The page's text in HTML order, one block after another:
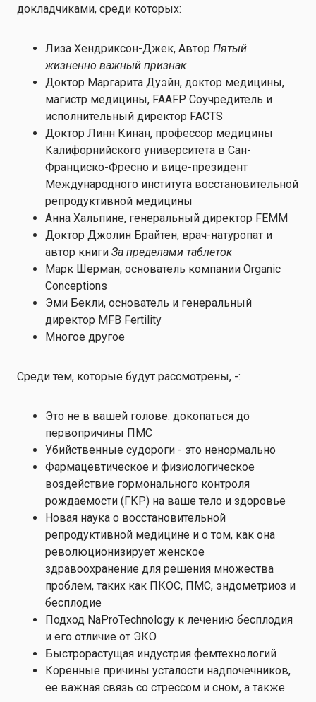
докладчиками, среди которых:
Лиза Хендриксон-Джек, Автор Пятый
жизненно важный признак
Доктор Маргарита Дуэйн, доктор медицины,
магистр медицины, FAAFP Соучредитель и
исполнительный директор FACTS
Доктор Линн Кинан, профессор медицины
Калифорнийского университета в Сан-
Франциско-Фресно и вице-президент
Международного института восстановительной
репродуктивной медицины
Анна Хальпине, генеральный директор FEMM
Доктор Джолин Брайтен, врач-натуропат и
автор книги За пределами таблеток
Марк Шерман, основатель компании Organic
Conceptions
Эми Бекли, основатель и генеральный
директор MFB Fertility
Многое другое
Среди тем, которые будут рассмотрены, -:
Это не в вашей голове: докопаться до
первопричины ПМС
Убийственные судороги - это ненормально
Фармацевтическое и физиологическое
воздействие гормонального контроля
рождаемости (ГКР) на ваше тело и здоровье
Новая наука о восстановительной
репродуктивной медицине и о том, как она
революционизирует женское
здравоохранение для решения множества
проблем, таких как ПКОС, ПМС, эндометриоз и
бесплодие
Подход NaProTechnology к лечению бесплодия
и его отличие от ЭКО
Быстрорастущая индустрия фемтехнологий
Коренные причины усталости надпочечников,
ее важная связь со стрессом и сном, а также